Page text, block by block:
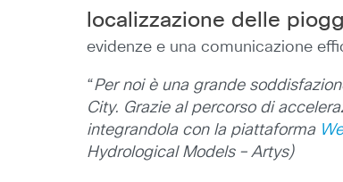
localizzazione delle
evidenze e una comunicazione
“Per noi è una grande
City. Grazie al percorso di
integrandola con la piattaforma
Hydrological Models – Artys)